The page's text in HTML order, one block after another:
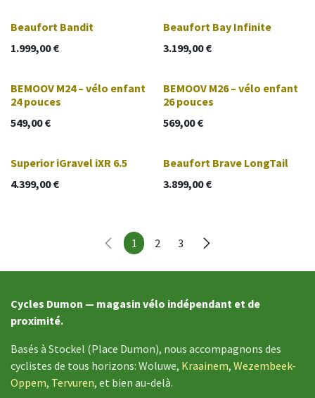
Beaufort Bandit
1.999,00€
Beaufort Bay Infinite
3.199,00€
BEMOOV M24 – vélo enfant
24 pouces
549,00€
BEMOOV M26 – vélo enfant
26 pouces
569,00€
Superior iGravel iXR 6.5
4.399,00€
Beaufort Brave LongTail
3.899,00€
1 2 3
Cycles Dumon — magasin vélo indépendant et de
proximité.
Basés à Stockel (Place Dumon), nous accompagnons des
cyclistes de tous horizons: Woluwe, Kraainem, Wezembeek-
Oppem, Tervuren, et bien au-delà.